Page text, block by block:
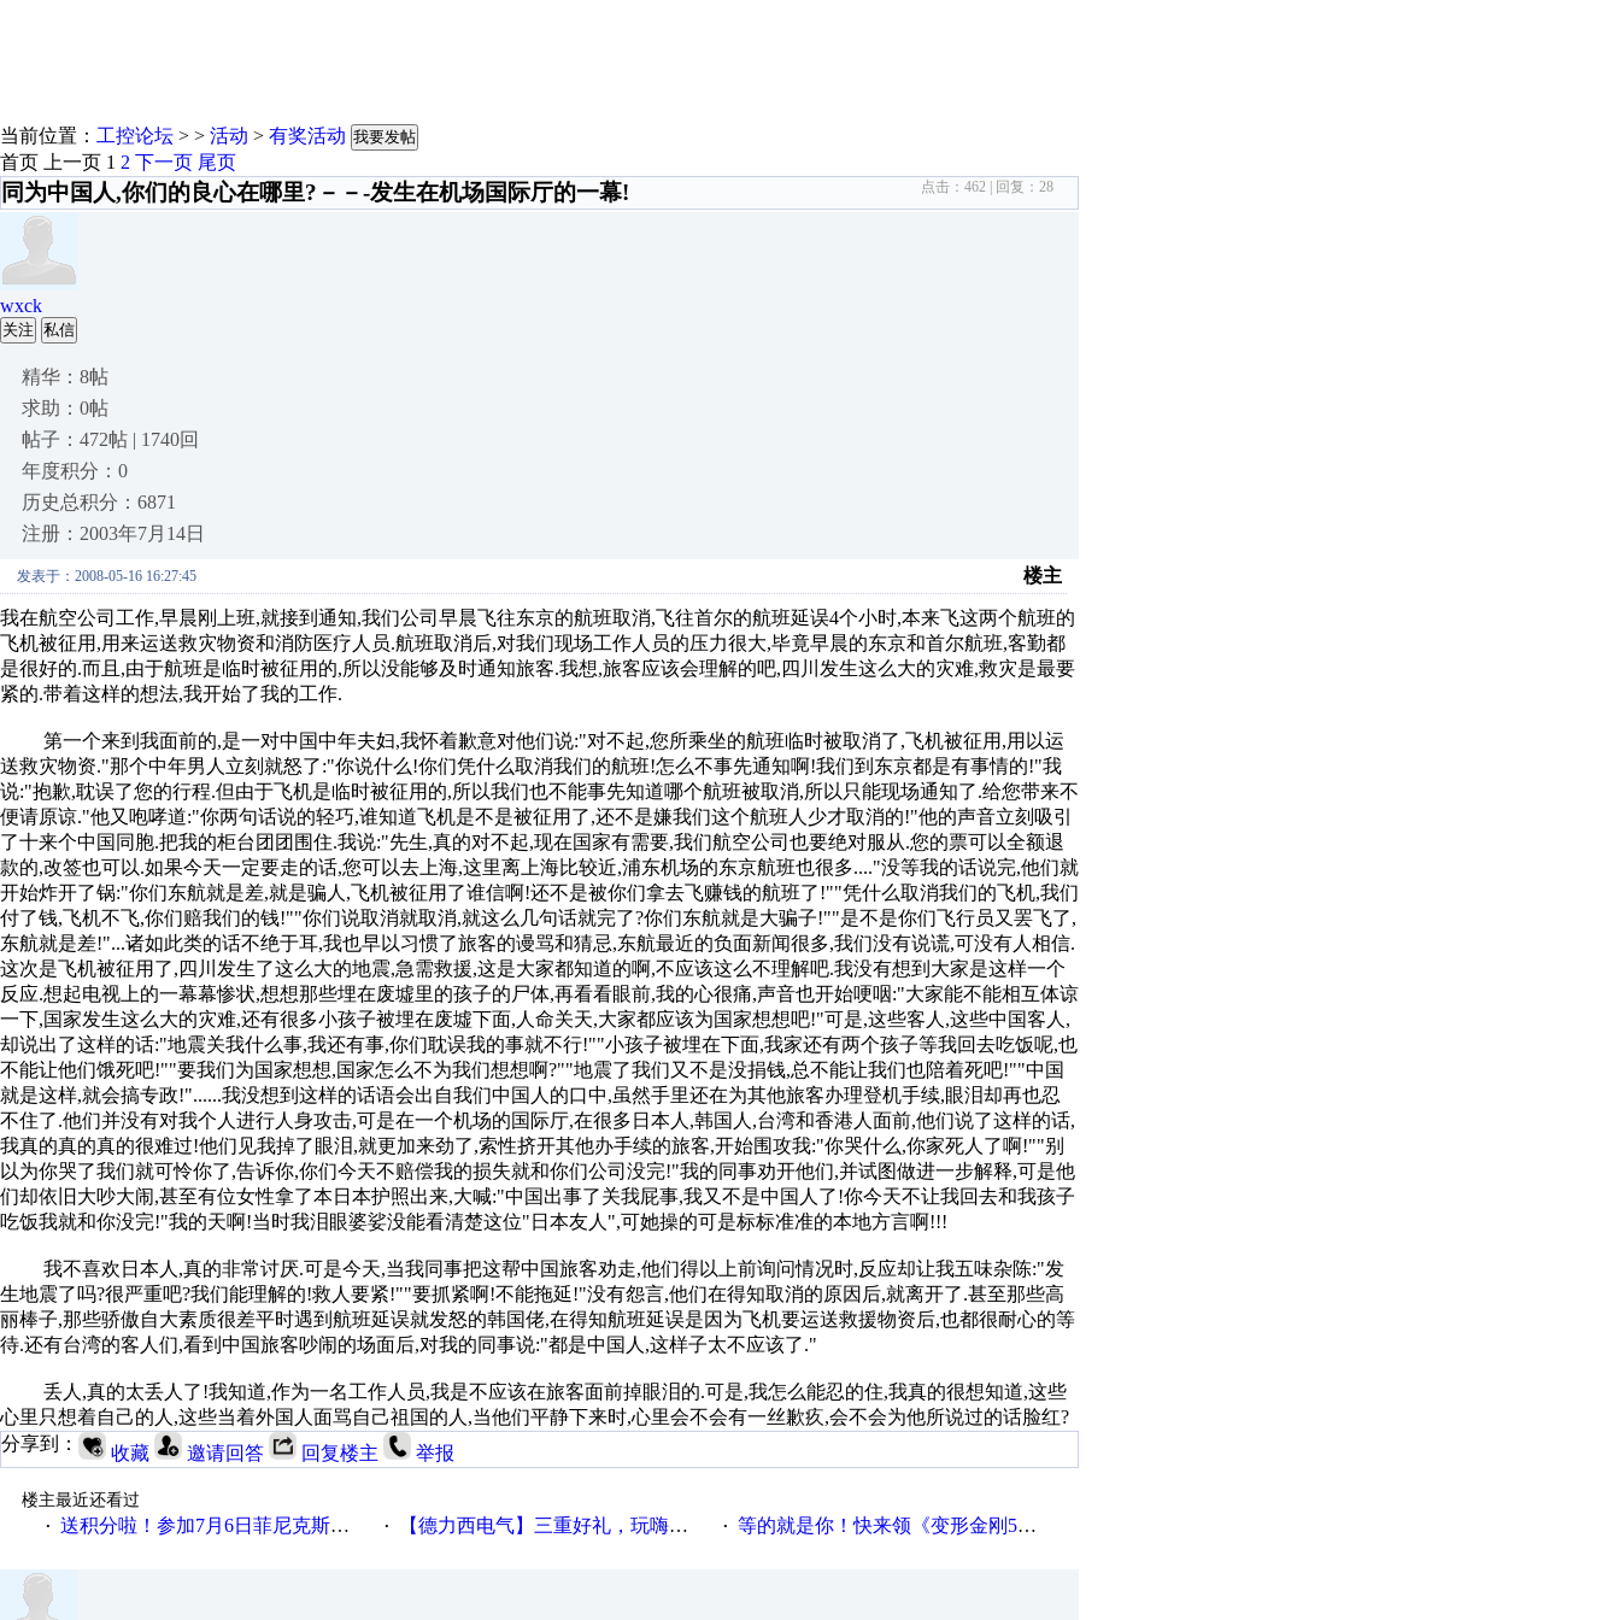
当前位置： 工控论坛 > > 活动 > 有奖活动 我要发帖
首页 上一页 1 2 下一页 尾页
同为中国人,你们的良心在哪里?－－-发生在机场国际厅的一幕! 点击： 462 | 回复： 28
wxck
关注 私信
精华：8帖
求助：0帖
帖子：472帖 | 1740回
年度积分：0
历史总积分：6871
注册：2003年7月14日
发表于：2008-05-16 16:27:45 楼主
我在航空公司工作,早晨刚上班,就接到通知,我们公司早晨飞往东京的航班取消,飞往首尔的航班延误4个小时,本来飞这两个航班的
飞机被征用,用来运送救灾物资和消防医疗人员.航班取消后,对我们现场工作人员的压力很大,毕竟早晨的东京和首尔航班,客勤都
是很好的.而且,由于航班是临时被征用的,所以没能够及时通知旅客.我想,旅客应该会理解的吧,四川发生这么大的灾难,救灾是最要
紧的.带着这样的想法,我开始了我的工作.
第一个来到我面前的,是一对中国中年夫妇,我怀着歉意对他们说:"对不起,您所乘坐的航班临时被取消了,飞机被征用,用以运
送救灾物资."那个中年男人立刻就怒了:"你说什么!你们凭什么取消我们的航班!怎么不事先通知啊!我们到东京都是有事情的!"我
说:"抱歉,耽误了您的行程.但由于飞机是临时被征用的,所以我们也不能事先知道哪个航班被取消,所以只能现场通知了.给您带来不
便请原谅."他又咆哮道:"你两句话说的轻巧,谁知道飞机是不是被征用了,还不是嫌我们这个航班人少才取消的!"他的声音立刻吸引
了十来个中国同胞.把我的柜台团团围住.我说:"先生,真的对不起,现在国家有需要,我们航空公司也要绝对服从.您的票可以全额退
款的,改签也可以.如果今天一定要走的话,您可以去上海,这里离上海比较近,浦东机场的东京航班也很多...."没等我的话说完,他们就
开始炸开了锅:"你们东航就是差,就是骗人,飞机被征用了谁信啊!还不是被你们拿去飞赚钱的航班了!""凭什么取消我们的飞机,我们
付了钱,飞机不飞,你们赔我们的钱!""你们说取消就取消,就这么几句话就完了?你们东航就是大骗子!""是不是你们飞行员又罢飞了,
东航就是差!"...诸如此类的话不绝于耳,我也早以习惯了旅客的谩骂和猜忌,东航最近的负面新闻很多,我们没有说谎,可没有人相信.
这次是飞机被征用了,四川发生了这么大的地震,急需救援,这是大家都知道的啊,不应该这么不理解吧.我没有想到大家是这样一个
反应.想起电视上的一幕幕惨状,想想那些埋在废墟里的孩子的尸体,再看看眼前,我的心很痛,声音也开始哽咽:"大家能不能相互体谅
一下,国家发生这么大的灾难,还有很多小孩子被埋在废墟下面,人命关天,大家都应该为国家想想吧!"可是,这些客人,这些中国客人,
却说出了这样的话:"地震关我什么事,我还有事,你们耽误我的事就不行!""小孩子被埋在下面,我家还有两个孩子等我回去吃饭呢,也
不能让他们饿死吧!""要我们为国家想想,国家怎么不为我们想想啊?""地震了我们又不是没捐钱,总不能让我们也陪着死吧!""中国
就是这样,就会搞专政!"......我没想到这样的话语会出自我们中国人的口中,虽然手里还在为其他旅客办理登机手续,眼泪却再也忍
不住了.他们并没有对我个人进行人身攻击,可是在一个机场的国际厅,在很多日本人,韩国人,台湾和香港人面前,他们说了这样的话,
我真的真的真的很难过!他们见我掉了眼泪,就更加来劲了,索性挤开其他办手续的旅客,开始围攻我:"你哭什么,你家死人了啊!""别
以为你哭了我们就可怜你了,告诉你,你们今天不赔偿我的损失就和你们公司没完!"我的同事劝开他们,并试图做进一步解释,可是他
们却依旧大吵大闹,甚至有位女性拿了本日本护照出来,大喊:"中国出事了关我屁事,我又不是中国人了!你今天不让我回去和我孩子
吃饭我就和你没完!"我的天啊!当时我泪眼婆娑没能看清楚这位"日本友人",可她操的可是标标准准的本地方言啊!!!
我不喜欢日本人,真的非常讨厌.可是今天,当我同事把这帮中国旅客劝走,他们得以上前询问情况时,反应却让我五味杂陈:"发
生地震了吗?很严重吧?我们能理解的!救人要紧!""要抓紧啊!不能拖延!"没有怨言,他们在得知取消的原因后,就离开了.甚至那些高
丽棒子,那些骄傲自大素质很差平时遇到航班延误就发怒的韩国佬,在得知航班延误是因为飞机要运送救援物资后,也都很耐心的等
待.还有台湾的客人们,看到中国旅客吵闹的场面后,对我的同事说:"都是中国人,这样子太不应该了."
丢人,真的太丢人了!我知道,作为一名工作人员,我是不应该在旅客面前掉眼泪的.可是,我怎么能忍的住,我真的很想知道,这些
心里只想着自己的人,这些当着外国人面骂自己祖国的人,当他们平静下来时,心里会不会有一丝歉疚,会不会为他所说过的话脸红?
分享到：
收藏 邀请回答 回复楼主 举报
楼主最近还看过
· 送积分啦！参加7月6日菲尼克斯在线研讨会即得 · 【德力西电气】三重好礼，玩嗨夏日！ · 等的就是你！快来领《变形金刚5》观影券